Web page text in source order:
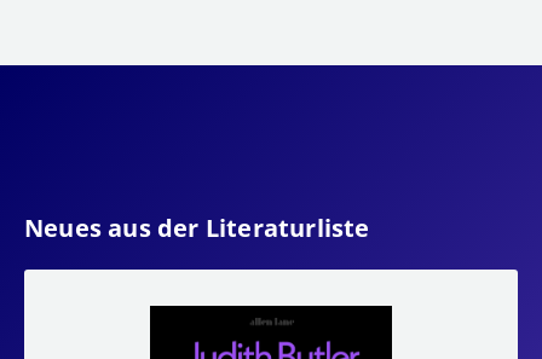
Neues aus der Literaturliste